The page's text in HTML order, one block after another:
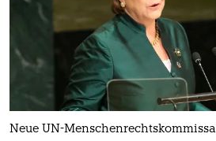
Neue UN-